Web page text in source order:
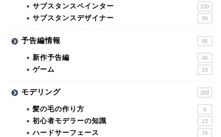
サブスタンスペインター 100
サブスタンスデザイナー 88
予告編情報 66
新作予告編 49
ゲーム 19
モデリング 269
髪の毛の作り方 9
初心者モデラーの知識 13
ハードサーフェース 79